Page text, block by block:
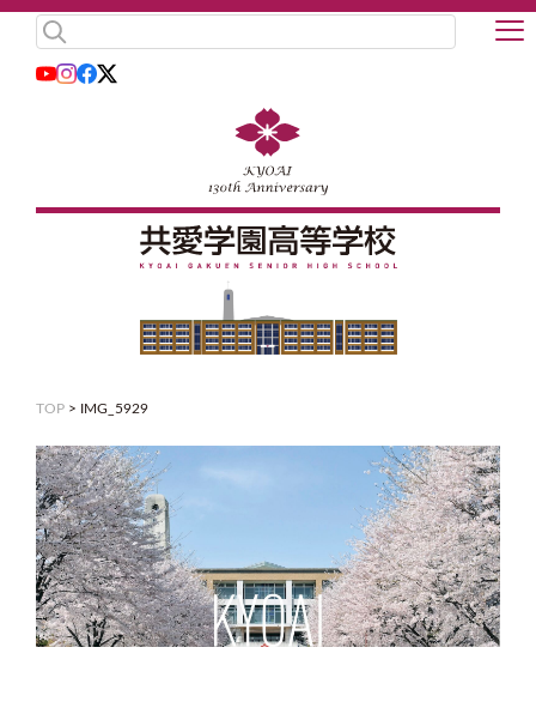
TOP > IMG_5929